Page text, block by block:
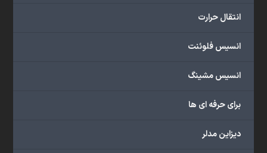
انتقال حرارت
انسیس فلوئنت
انسیس مشینگ
برای حرفه ای ها
دیزاین مدلر
(CFD)
هستند.
ما
گسترده‌ای
با